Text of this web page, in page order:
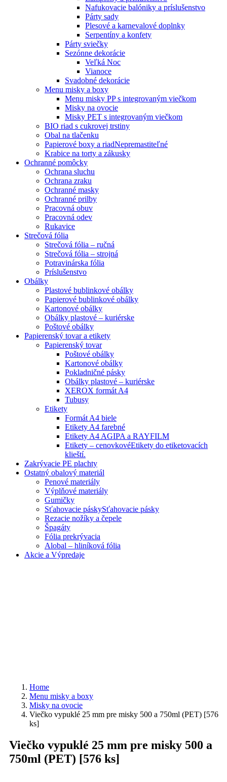
Nafukovacie balóniky a príslušenstvo
Párty sady
Plesové a karnevalové doplnky
Serpentíny a konfety
Párty sviečky
Sezónne dekorácie
Veľká Noc
Vianoce
Svadobné dekorácie
Menu misky a boxy
Menu misky PP s integrovaným viečkom
Misky na ovocie
Misky PET s integrovaným viečkom
BIO riad s cukrovej trstiny
Obal na tlačenku
Papierové boxy a riadNepremastiteľné
Krabice na torty a zákusky
Ochranné pomôcky
Ochrana sluchu
Ochrana zraku
Ochranné masky
Ochranné prilby
Pracovná obuv
Pracovná odev
Rukavice
Strečová fólia
Strečová fólia – ručná
Strečová fólia – strojná
Potravinárska fólia
Príslušenstvo
Obálky
Plastové bublinkové obálky
Papierové bublinkové obálky
Kartonové obálky
Obálky plastové – kuriérske
Poštové obálky
Papierenský tovar a etikety
Papierenský tovar
Poštové obálky
Kartonové obálky
Pokladničné pásky
Obálky plastové – kuriérske
XEROX formát A4
Tubusy
Etikety
Formát A4 biele
Etikety A4 farebné
Etikety A4 AGIPA a RAYFILM
Etikety – cenovkovéEtikety do etiketovacích
klieští.
Zakrývacie PE plachty
Ostatný obalový materiál
Penové materiály
Výplňové materiály
Gumičky
Sťahovacie páskySťahovacie pásky
Rezacie nožíky a čepele
Špagáty
Fólia prekrývacia
Alobal – hliníková fólia
Akcie a Výpredaje
Home
Menu misky a boxy
Misky na ovocie
Viečko vypuklé 25 mm pre misky 500 a 750ml (PET) [576
ks]
Viečko vypuklé 25 mm pre misky 500 a
750ml (PET) [576 ks]